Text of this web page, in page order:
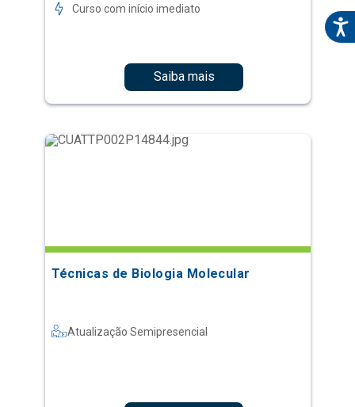
Curso com início imediato
Saiba mais
Técnicas de Biologia Molecular
Atualização Semipresencial